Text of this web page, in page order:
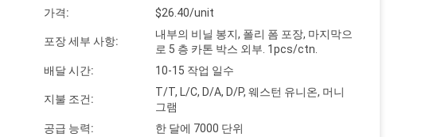
가격:
$26.40/unit
포장 세부 사항:
내부의 비닐 봉지, 폴리 폼 포장, 마지막으
로 5 층 카톤 박스 외부. 1pcs/ctn.
배달 시간:
10-15 작업 일수
지불 조건:
T/T, L/C, D/A, D/P, 웨스턴 유니온, 머니
그램
공급 능력:
한 달에 7000 단위